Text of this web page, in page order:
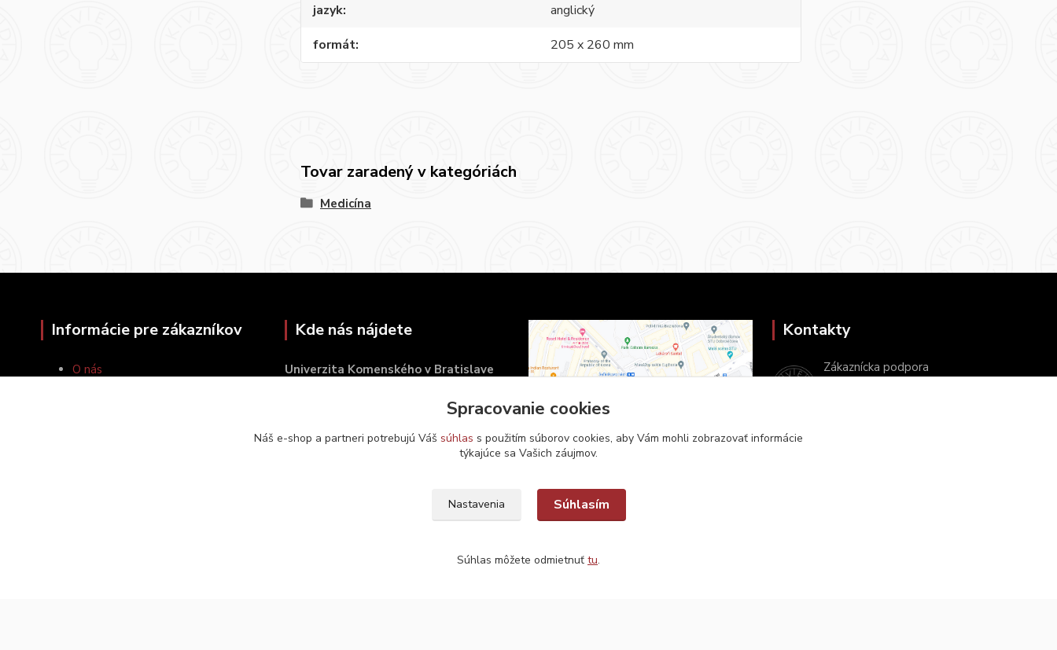
jazyk
anglický
formát
205 x 260 mm
Tovar zaradený v kategóriách
Medicína
Informácie pre zákazníkov
O nás
Kde nás nájdete
Univerzita Komenského v Bratislave
Kontakty
Zákaznícka podpora
ukveda@uniba.sk
Spracovanie cookies
Náš e-shop a partneri potrebujú Váš súhlas s použitím súborov cookies, aby Vám mohli zobrazovať informácie
týkajúce sa Vašich záujmov.
Nastavenia Súhlasím
Súhlas môžete odmietnuť tu.